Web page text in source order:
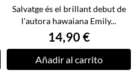
Salvatge és el brillant debut de
l'autora hawaiana Emily...
14,90 €
Añadir al carrito